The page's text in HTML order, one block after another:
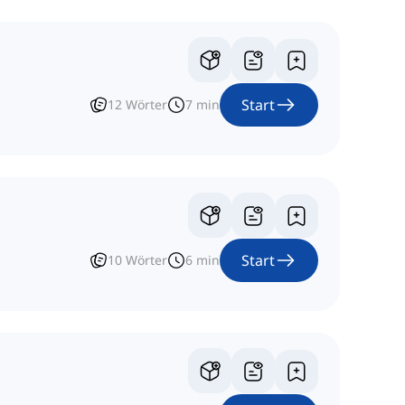
12 Wörter 7 min Start
10 Wörter 6 min Start